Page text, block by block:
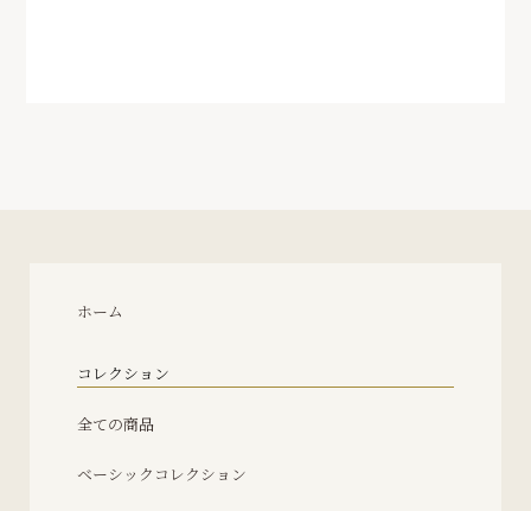
ホーム
コレクション
全ての商品
ベーシックコレクション